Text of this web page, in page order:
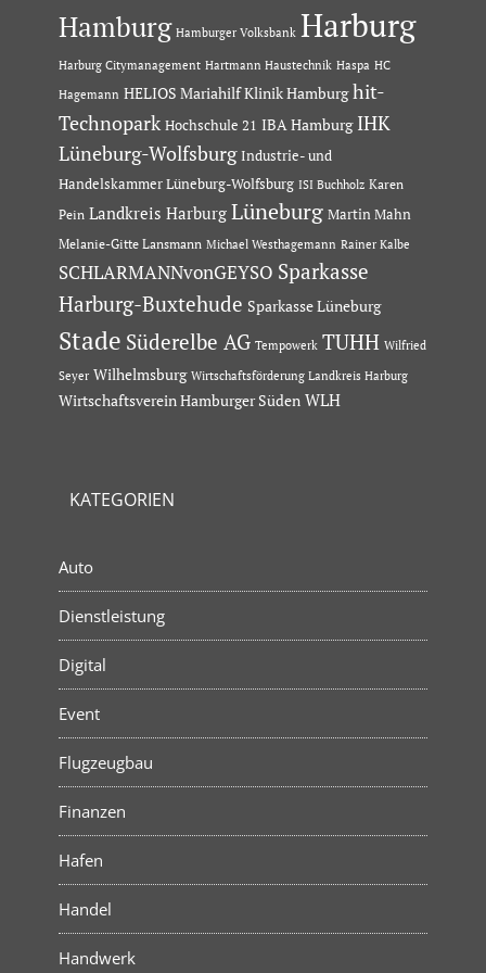
Hamburg Hamburger Volksbank Harburg
Harburg Citymanagement Hartmann Haustechnik Haspa HC
Hagemann HELIOS Mariahilf Klinik Hamburg hit-
Technopark Hochschule 21 IBA Hamburg IHK
Lüneburg-Wolfsburg Industrie- und
Handelskammer Lüneburg-Wolfsburg ISI Buchholz Karen
Pein Landkreis Harburg Lüneburg Martin Mahn
Melanie-Gitte Lansmann Michael Westhagemann Rainer Kalbe
SCHLARMANNvonGEYSO Sparkasse
Harburg-Buxtehude Sparkasse Lüneburg
Stade Süderelbe AG Tempowerk TUHH Wilfried
Seyer Wilhelmsburg Wirtschaftsförderung Landkreis Harburg
Wirtschaftsverein Hamburger Süden WLH
KATEGORIEN
Auto
Dienstleistung
Digital
Event
Flugzeugbau
Finanzen
Hafen
Handel
Handwerk